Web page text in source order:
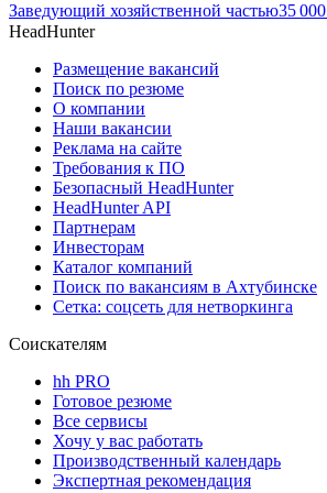
Заведующий хозяйственной частью35 000
HeadHunter
Размещение вакансий
Поиск по резюме
О компании
Наши вакансии
Реклама на сайте
Требования к ПО
Безопасный HeadHunter
HeadHunter API
Партнерам
Инвесторам
Каталог компаний
Поиск по вакансиям в Ахтубинске
Сетка: соцсеть для нетворкинга
Соискателям
hh PRO
Готовое резюме
Все сервисы
Хочу у вас работать
Производственный календарь
Экспертная рекомендация